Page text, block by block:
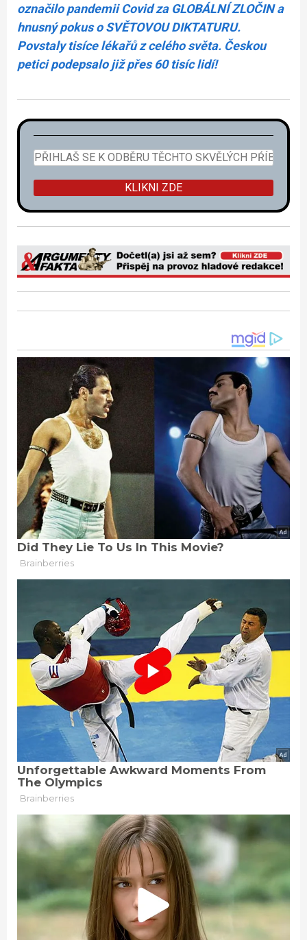
označilo pandemii Covid za GLOBÁLNÍ ZLOČIN a
hnusný pokus o SVĚTOVOU DIKTATURU.
Povstaly tisíce lékařů z celého světa. Českou
petici podepsalo již přes 60 tisíc lidí!